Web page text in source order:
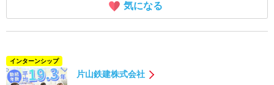
気になる
インターンシップ
片山鉄建株式会社